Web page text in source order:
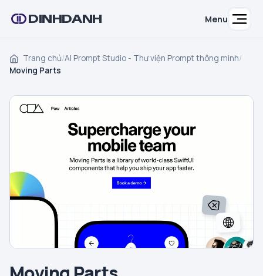
DINHDANH Menu
Trang chủ/AI Prompt Studio - Thư viện Prompt thông minh/
Moving Parts